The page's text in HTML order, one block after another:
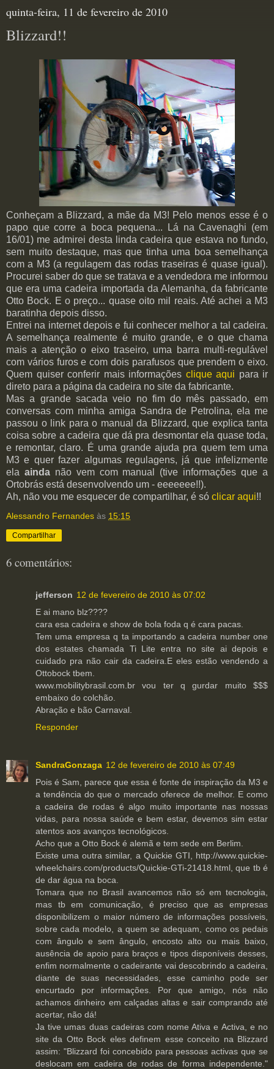
quinta-feira, 11 de fevereiro de 2010
Blizzard!!
Conheçam a Blizzard, a mãe da M3! Pelo menos esse é o
papo que corre a boca pequena... Lá na Cavenaghi (em
16/01) me admirei desta linda cadeira que estava no fundo,
sem muito destaque, mas que tinha uma boa semelhança
com a M3 (a regulagem das rodas traseiras é quase igual).
Procurei saber do que se tratava e a vendedora me informou
que era uma cadeira importada da Alemanha, da fabricante
Otto Bock. E o preço... quase oito mil reais. Até achei a M3
baratinha depois disso.
Entrei na internet depois e fui conhecer melhor a tal cadeira.
A semelhança realmente é muito grande, e o que chama
mais a atenção o eixo traseiro, uma barra multi-regulável
com vários furos e com dois parafusos que prendem o eixo.
Quem quiser conferir mais informações clique aqui para ir
direto para a página da cadeira no site da fabricante.
Mas a grande sacada veio no fim do mês passado, em
conversas com minha amiga Sandra de Petrolina, ela me
passou o link para o manual da Blizzard, que explica tanta
coisa sobre a cadeira que dá pra desmontar ela quase toda,
e remontar, claro. É uma grande ajuda pra quem tem uma
M3 e quer fazer algumas regulagens, já que infelizmente
ela aindanão vem com manual (tive informações que a
Ortobrás está desenvolvendo um - eeeeeee!!).
Ah, não vou me esquecer de compartilhar, é só clicar aqui!!
Alessandro Fernandes às 15:15
Compartilhar
6 comentários:
jefferson 12 de fevereiro de 2010 às 07:02
E ai mano blz????
cara esa cadeira e show de bola foda q é cara pacas.
Tem uma empresa q ta importando a cadeira number one
dos estates chamada Ti Lite entra no site ai depois e
cuidado pra não cair da cadeira.E eles estão vendendo a
Ottobock tbem.
www.mobilitybrasil.com.br vou ter q gurdar muito $$$
embaixo do colchão.
Abração e bão Carnaval.
Responder
SandraGonzaga 12 de fevereiro de 2010 às 07:49
Pois é Sam, parece que essa é fonte de inspiração da M3 e
a tendência do que o mercado oferece de melhor. E como
a cadeira de rodas é algo muito importante nas nossas
vidas, para nossa saúde e bem estar, devemos sim estar
atentos aos avanços tecnológicos.
Acho que a Otto Bock é alemã e tem sede em Berlim.
Existe uma outra similar, a Quickie GTI, http://www.quickie-
wheelchairs.com/products/Quickie-GTi-21418.html, que tb é
de dar água na boca.
Tomara que no Brasil avancemos não só em tecnologia,
mas tb em comunicação, é preciso que as empresas
disponibilizem o maior número de informações possíveis,
sobre cada modelo, a quem se adequam, como os pedais
com ângulo e sem ângulo, encosto alto ou mais baixo,
ausência de apoio para braços e tipos disponíveis desses,
enfim normalmente o cadeirante vai descobrindo a cadeira,
diante de suas necessidades, esse caminho pode ser
encurtado por informações. Por que amigo, nós não
achamos dinheiro em calçadas altas e sair comprando até
acertar, não dá!
Ja tive umas duas cadeiras com nome Ativa e Activa, e no
site da Otto Bock eles definem esse conceito na Blizzard
assim: "Blizzard foi concebido para pessoas activas que se
deslocam em cadeira de rodas de forma independente."